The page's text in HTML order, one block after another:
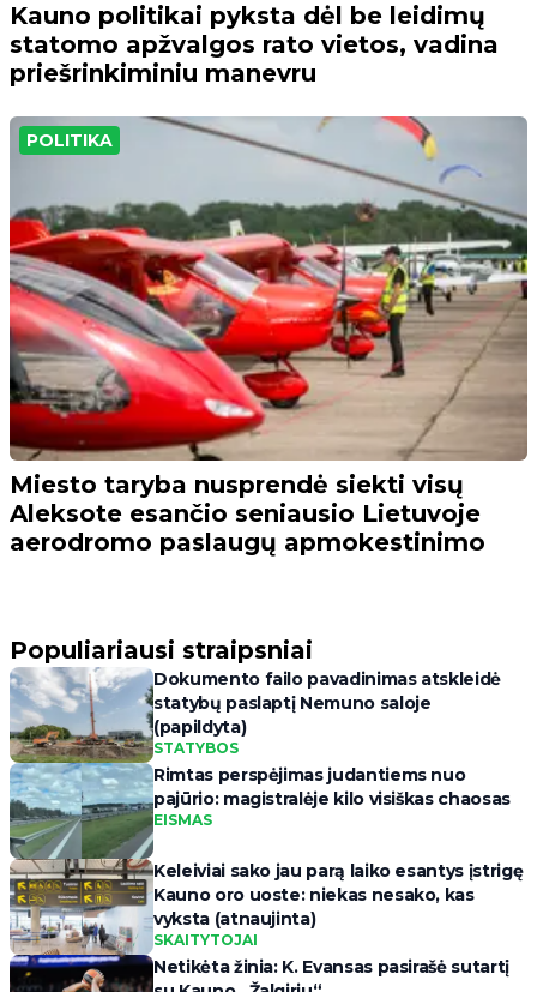
Kauno politikai pyksta dėl be leidimų
statomo apžvalgos rato vietos, vadina
priešrinkiminiu manevru
POLITIKA
Miesto taryba nusprendė siekti visų
Aleksote esančio seniausio Lietuvoje
aerodromo paslaugų apmokestinimo
Populiariausi straipsniai
Dokumento failo pavadinimas atskleidė
statybų paslaptį Nemuno saloje
(papildyta)
STATYBOS
Rimtas perspėjimas judantiems nuo
pajūrio: magistralėje kilo visiškas chaosas
EISMAS
Keleiviai sako jau parą laiko esantys įstrigę
Kauno oro uoste: niekas nesako, kas
vyksta (atnaujinta)
SKAITYTOJAI
Netikėta žinia: K. Evansas pasirašė sutartį